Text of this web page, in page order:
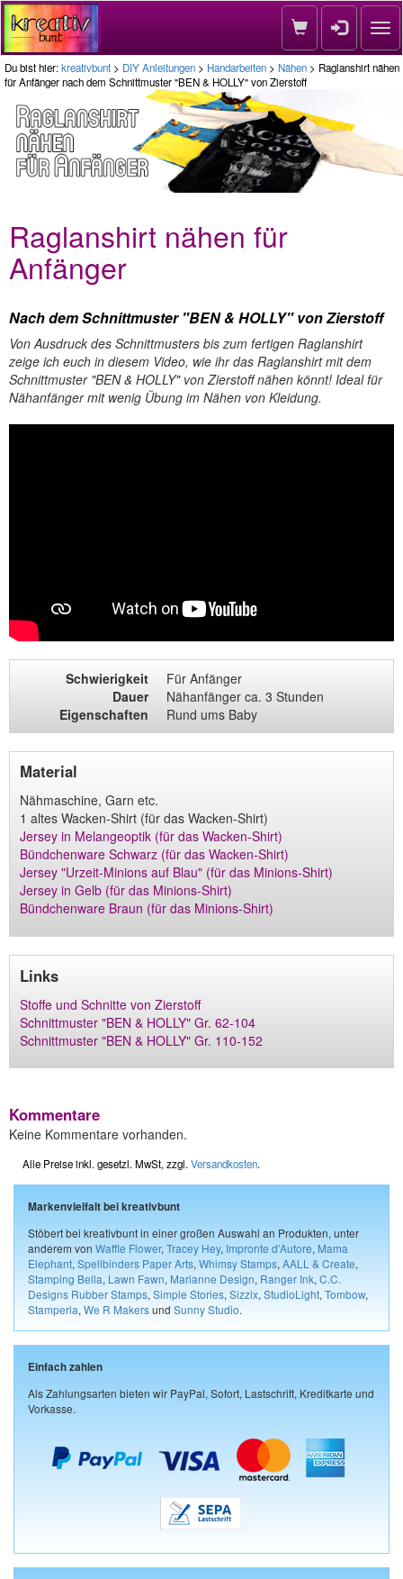
Du bist hier:kreativbunt > DIY Anleitungen > Handarbeiten > Nähen > Raglanshirt nähen
für Anfänger nach dem Schnittmuster "BEN & HOLLY" von Zierstoff
Raglanshirt nähen für
Anfänger
Nach dem Schnittmuster "BEN & HOLLY" von Zierstoff
Von Ausdruck des Schnittmusters bis zum fertigen Raglanshirt
zeige ich euch in diesem Video, wie ihr das Raglanshirt mit dem
Schnittmuster "BEN & HOLLY" von Zierstoff nähen könnt! Ideal für
Nähanfänger mit wenig Übung im Nähen von Kleidung.
Schwierigkeit
Für Anfänger
Dauer
Nähanfänger ca. 3 Stunden
Eigenschaften
Rund ums Baby
Material
Nähmaschine, Garn etc.
1 altes Wacken-Shirt (für das Wacken-Shirt)
Jersey in Melangeoptik (für das Wacken-Shirt)
Bündchenware Schwarz (für das Wacken-Shirt)
Jersey "Urzeit-Minions auf Blau" (für das Minions-Shirt)
Jersey in Gelb (für das Minions-Shirt)
Bündchenware Braun (für das Minions-Shirt)
Links
Stoffe und Schnitte von Zierstoff
Schnittmuster "BEN & HOLLY" Gr. 62-104
Schnittmuster "BEN & HOLLY" Gr. 110-152
Kommentare
Keine Kommentare vorhanden.
Alle Preise inkl. gesetzl. MwSt, zzgl.Versandkosten.
Markenvielfalt bei kreativbunt
Stöbert bei kreativbunt in einer großen Auswahl an Produkten, unter
anderem von Waffle Flower, Tracey Hey, Impronte d'Autore, Mama
Elephant, Spellbinders Paper Arts, Whimsy Stamps, AALL & Create,
Stamping Bella, Lawn Fawn, Marianne Design, Ranger Ink, C.C.
Designs Rubber Stamps, Simple Stories, Sizzix, StudioLight, Tombow,
Stamperia, We R Makersund Sunny Studio.
Einfach zahlen
Als Zahlungsarten bieten wir PayPal, Sofort, Lastschrift, Kreditkarte und
Vorkasse.